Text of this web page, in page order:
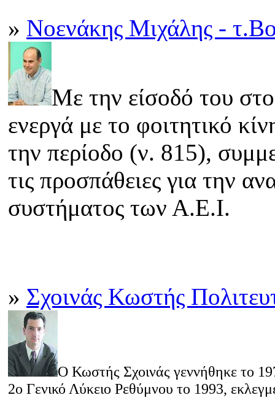
» Νοενάκης Μιχάλης -
Με την είσοδό του
ενεργά με το φοιτητικό
την περίοδο (ν. 815),
τις προσπάθειες για την
συστήματος των Α.Ε.Ι.
» Σχοινάς Κωστής
Ο Κωστής Σχοινάς γεννήθηκε το
2ο Γενικό Λύκειο Ρεθύμνου το 1993,